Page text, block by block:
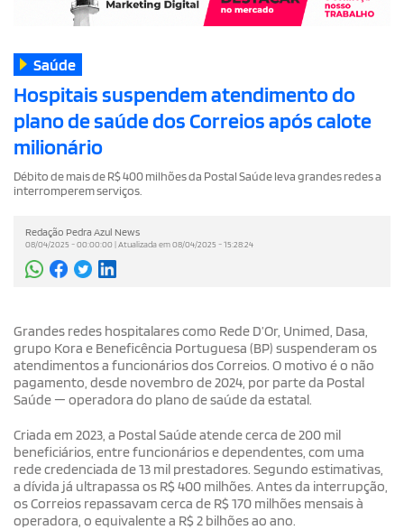
Saúde
Hospitais suspendem atendimento do
plano de saúde dos Correios após calote
milionário
Débito de mais de R$ 400 milhões da Postal Saúde leva grandes redes a
interromperem serviços.
Redação Pedra Azul News
08/04/2025 - 00:00:00 | Atualizada em 08/04/2025 - 15:28:24
Grandes redes hospitalares como Rede D’Or, Unimed, Dasa,
grupo Kora e Beneficência Portuguesa (BP) suspenderam os
atendimentos a funcionários dos Correios. O motivo é o não
pagamento, desde novembro de 2024, por parte da Postal
Saúde — operadora do plano de saúde da estatal.
Criada em 2023, a Postal Saúde atende cerca de 200 mil
beneficiários, entre funcionários e dependentes, com uma
rede credenciada de 13 mil prestadores. Segundo estimativas,
a dívida já ultrapassa os R$ 400 milhões. Antes da interrupção,
os Correios repassavam cerca de R$ 170 milhões mensais à
operadora, o equivalente a R$ 2 bilhões ao ano.